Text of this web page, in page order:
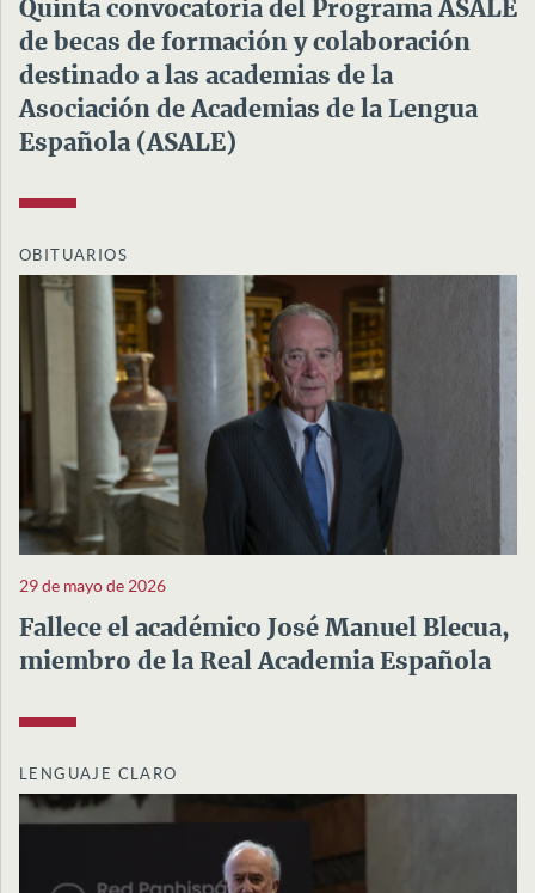
Quinta convocatoria del Programa ASALE
de becas de formación y colaboración
destinado a las academias de la
Asociación de Academias de la Lengua
Española (ASALE)
OBITUARIOS
29 de mayo de 2026
Fallece el académico José Manuel Blecua,
miembro de la Real Academia Española
LENGUAJE CLARO